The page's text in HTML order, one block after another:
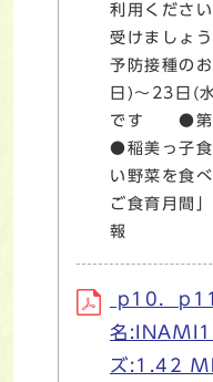
利用くださ
受けましょ
予防接種の
日)～23日(
です ●第5
●稲美っ子
い野菜を食
ご食育月間
報
p10．
名
ズ:1.42